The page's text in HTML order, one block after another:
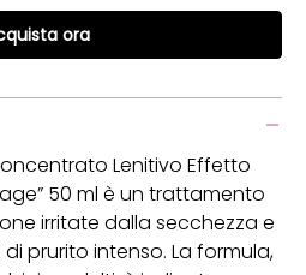
ora
Lenitivo Effetto
50 ml è un trattamento
irritate dalla secchezza e
prurito intenso. La formula,